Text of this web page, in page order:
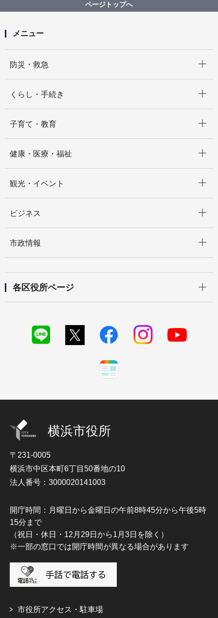
ページトップへ
メニュー
防災・救急
くらし・手続き
子育て・教育
健康・医療・福祉
観光・イベント
ビジネス
市政情報
各区役所ページ
横浜市役所
〒231-0005
横浜市中区本町6丁目50番地の10
法人番号：3000020141003
開庁時間：月曜日から金曜日の午前8時45分から午後5時
15分まで
（祝日・休日・12月29日から1月3日を除く）
※一部の窓口では開庁時間が異なる場合があります
市役所アクセス・駐車場